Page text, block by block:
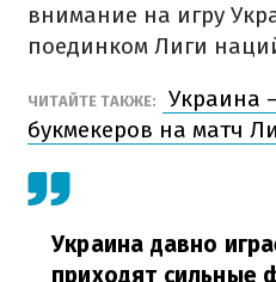
внимание на игру
поединком Лиги
ЧИТАЙТЕ ТАКЖЕ:
Украина
букмекеров на матч
Украина давно
приходят сильные